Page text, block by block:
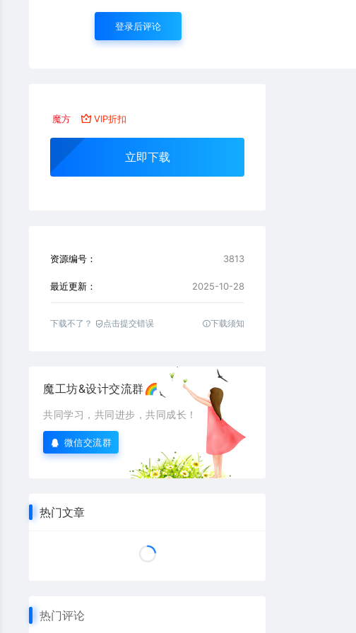
登录后评论
魔方 VIP折扣
立即下载
资源编号： 3813
最近更新： 2025-10-28
下载不了？ 点击提交错误 下载须知
魔工坊&设计交流群🌈
共同学习，共同进步，共同成长！
微信交流群
热门文章
热门评论